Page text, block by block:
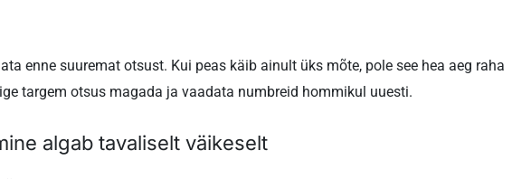
enne suuremat otsust. Kui peas käib ainult üks mõte, pole see hea aeg raha
targem otsus magada ja vaadata numbreid hommikul uuesti.
algab tavaliselt väikeselt